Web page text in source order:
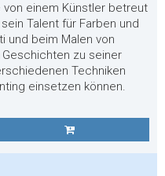
von einem Künstler betreut
Talent für Farben und
und beim Malen von
zu seiner
Techniken
einsetzen können.